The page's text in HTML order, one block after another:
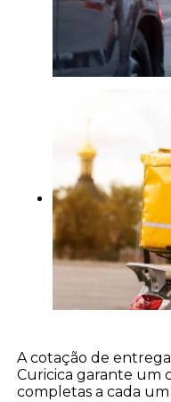
A cotação de
Curicica garante um
completas a cada